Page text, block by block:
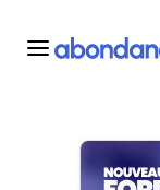
Toutes les actus
Actus SEO